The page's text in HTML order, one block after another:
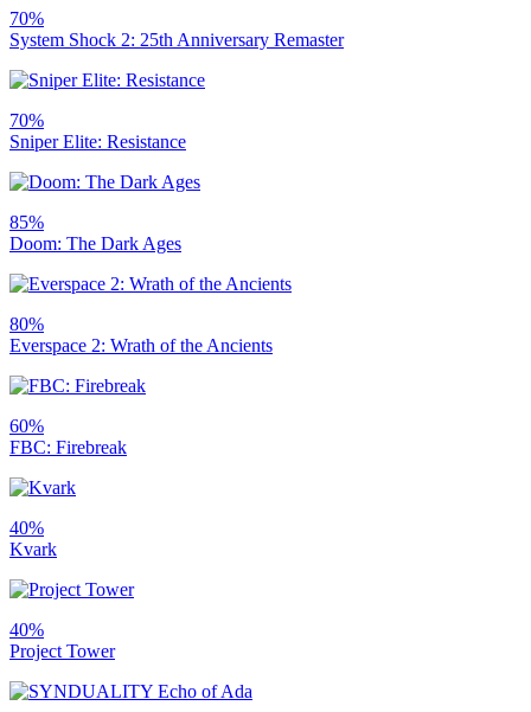
70%
System Shock 2: 25th Anniversary Remaster
70%
Sniper Elite: Resistance
85%
Doom: The Dark Ages
80%
Everspace 2: Wrath of the Ancients
60%
FBC: Firebreak
40%
Kvark
40%
Project Tower